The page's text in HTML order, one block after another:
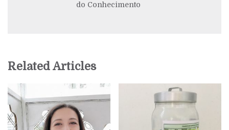
do Conhecimento
Related Articles